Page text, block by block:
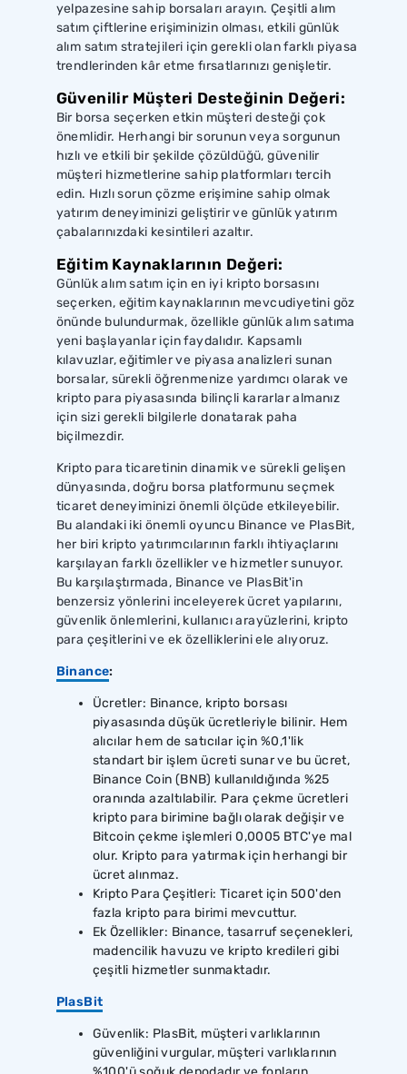
yelpazesine sahip borsaları arayın. Çeşitli alım
satım çiftlerine erişiminizin olması, etkili günlük
alım satım stratejileri için gerekli olan farklı piyasa
trendlerinden kâr etme fırsatlarınızı genişletir.
Güvenilir Müşteri Desteğinin Değeri:
Bir borsa seçerken etkin müşteri desteği çok
önemlidir. Herhangi bir sorunun veya sorgunun
hızlı ve etkili bir şekilde çözüldüğü, güvenilir
müşteri hizmetlerine sahip platformları tercih
edin. Hızlı sorun çözme erişimine sahip olmak
yatırım deneyiminizi geliştirir ve günlük yatırım
çabalarınızdaki kesintileri azaltır.
Eğitim Kaynaklarının Değeri:
Günlük alım satım için en iyi kripto borsasını
seçerken, eğitim kaynaklarının mevcudiyetini göz
önünde bulundurmak, özellikle günlük alım satıma
yeni başlayanlar için faydalıdır. Kapsamlı
kılavuzlar, eğitimler ve piyasa analizleri sunan
borsalar, sürekli öğrenmenize yardımcı olarak ve
kripto para piyasasında bilinçli kararlar almanız
için sizi gerekli bilgilerle donatarak paha
biçilmezdir.
Kripto para ticaretinin dinamik ve sürekli gelişen
dünyasında, doğru borsa platformunu seçmek
ticaret deneyiminizi önemli ölçüde etkileyebilir.
Bu alandaki iki önemli oyuncu Binance ve PlasBit,
her biri kripto yatırımcılarının farklı ihtiyaçlarını
karşılayan farklı özellikler ve hizmetler sunuyor.
Bu karşılaştırmada, Binance ve PlasBit'in
benzersiz yönlerini inceleyerek ücret yapılarını,
güvenlik önlemlerini, kullanıcı arayüzlerini, kripto
para çeşitlerini ve ek özelliklerini ele alıyoruz.
Binance:
Ücretler: Binance, kripto borsası
piyasasında düşük ücretleriyle bilinir. Hem
alıcılar hem de satıcılar için %0,1'lik
standart bir işlem ücreti sunar ve bu ücret,
Binance Coin (BNB) kullanıldığında %25
oranında azaltılabilir. Para çekme ücretleri
kripto para birimine bağlı olarak değişir ve
Bitcoin çekme işlemleri 0,0005 BTC'ye mal
olur. Kripto para yatırmak için herhangi bir
ücret alınmaz.
Kripto Para Çeşitleri: Ticaret için 500'den
fazla kripto para birimi mevcuttur.
Ek Özellikler: Binance, tasarruf seçenekleri,
madencilik havuzu ve kripto kredileri gibi
çeşitli hizmetler sunmaktadır.
PlasBit
Güvenlik: PlasBit, müşteri varlıklarının
güvenliğini vurgular, müşteri varlıklarının